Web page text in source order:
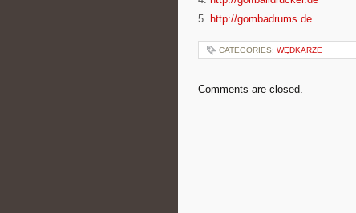
5. http://gombadrums.de
CATEGORIES: WĘDKARZE
Comments are closed.